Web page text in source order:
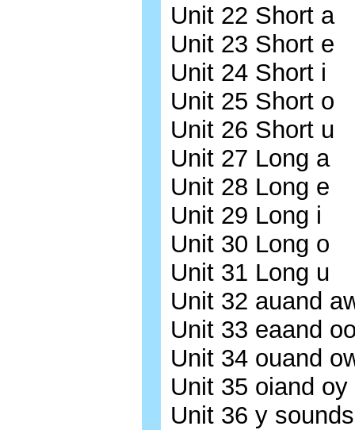
Unit 22 Short a
Unit 23 Short e
Unit 24 Short i
Unit 25 Short o
Unit 26 Short u
Unit 27 Long a
Unit 28 Long e
Unit 29 Long i
Unit 30 Long o
Unit 31 Long u
Unit 32 auand
Unit 33 eaand
Unit 34 ouand
Unit 35 oiand oy
Unit 36 y sounds